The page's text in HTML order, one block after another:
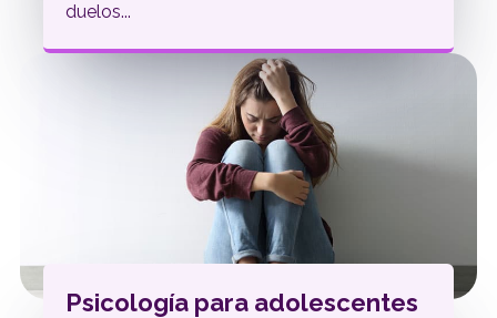
duelos...
Psicología para adolescentes